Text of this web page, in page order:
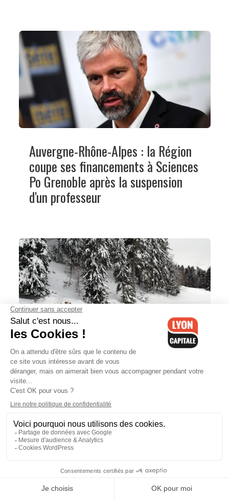
Auvergne-Rhône-Alpes : la Région
coupe ses financements à Sciences
Po Grenoble après la suspension
d'un professeur
Isère : le département en vigilance
avalanches, comme d'autres
départements de la région